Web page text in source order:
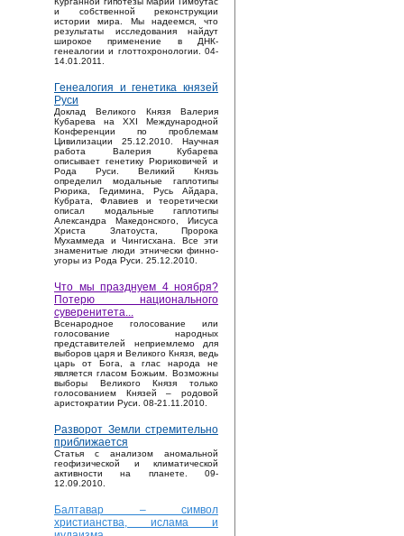
и собственной реконструкции
истории мира. Мы надеемся, что
результаты исследования найдут
широкое применение в ДНК-
генеалогии и глоттохронологии. 04-
14.01.2011.
Генеалогия и генетика князей
Руси
Доклад Великого Князя Валерия
Кубарева на XXI Международной
Конференции по проблемам
Цивилизации 25.12.2010. Научная
работа Валерия Кубарева
описывает генетику Рюриковичей и
Рода Руси. Великий Князь
определил модальные гаплотипы
Рюрика, Гедимина, Русь Айдара,
Кубрата, Флавиев и теоретически
описал модальные гаплотипы
Александра Македонского, Иисуса
Христа Златоуста, Пророка
Мухаммеда и Чингисхана. Все эти
знаменитые люди этнически финно-
угоры из Рода Руси. 25.12.2010.
Что мы празднуем 4 ноября?
Потерю национального
суверенитета...
Bсенародное голосование или
голосование народных
представителей неприемлемо для
выборов царя и Великого Князя, ведь
царь от Бога, а глас народа не
является гласом Божьим. Возможны
выборы Великого Князя только
голосованием Князей – родовой
аристократии Руси. 08-21.11.2010.
Разворот Земли стремительно
приближается
Статья с анализом аномальной
геофизической и климатической
активности на планете. 09-
12.09.2010.
Балтавар – символ
христианства, ислама и